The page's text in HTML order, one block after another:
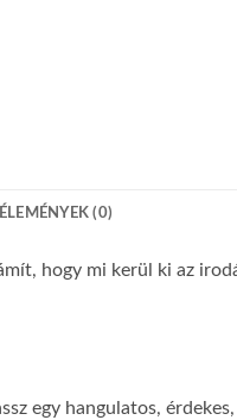
(0)
hogy mi kerül ki az
egy hangulatos,